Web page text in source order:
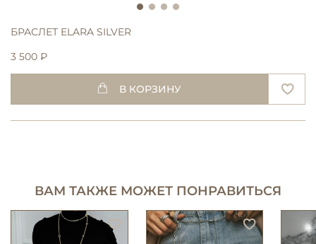
БРАСЛЕТ ELARA SILVER
3 500 ₽
В КОРЗИНУ
ВАМ ТАКЖЕ МОЖЕТ ПОНРАВИТЬСЯ